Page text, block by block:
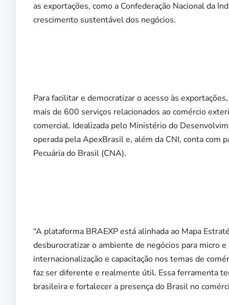
as exportações, como a Confederação Nacional da
crescimento sustentável dos negócios.
Para facilitar e democratizar o acesso às
mais de 600 serviços relacionados ao comércio
comercial. Idealizada pelo Ministério do
operada pela ApexBrasil e, além da CNI, conta com
Pecuária do Brasil (CNA).
“A plataforma BRAEXP está alinhada ao Mapa
desburocratizar o ambiente de negócios para micro
internacionalização e capacitação nos temas de
faz ser diferente e realmente útil. Essa ferramenta
brasileira e fortalecer a presença do Brasil no